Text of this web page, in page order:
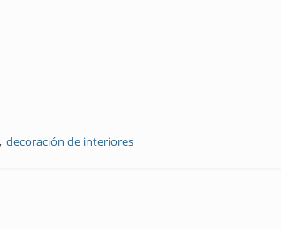
decoración de interiores